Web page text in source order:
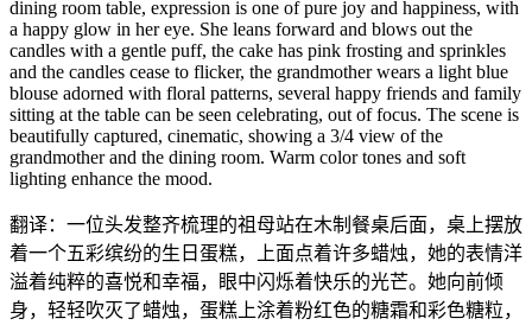
dining room table, expression is one of pure joy and happiness, with
a happy glow in her eye. She leans forward and blows out the
candles with a gentle puff, the cake has pink frosting and sprinkles
and the candles cease to flicker, the grandmother wears a light blue
blouse adorned with floral patterns, several happy friends and family
sitting at the table can be seen celebrating, out of focus. The scene is
beautifully captured, cinematic, showing a 3/4 view of the
grandmother and the dining room. Warm color tones and soft
lighting enhance the mood.
翻译：一位头发整齐梳理的祖母站在木制餐桌后面，桌上摆放
着一个五彩缤纷的生日蛋糕，上面点着许多蜡烛，她的表情洋
溢着纯粹的喜悦和幸福，眼中闪烁着快乐的光芒。她向前倾
身，轻轻吹灭了蜡烛，蛋糕上涂着粉红色的糖霜和彩色糖粒，